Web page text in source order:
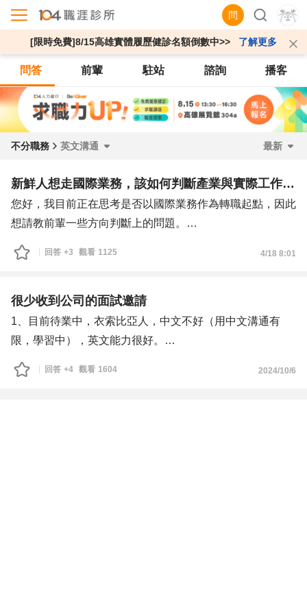
問
[限時免費]8/15高雄實體履歷健診名額倒數中>> 了解更多
問答 前輩 駐站 諮詢 播客
不分職務 英文溝通 最新
新鮮人想走國際業務，該如何判斷產業與實際工作內容？
您好，我目前正在思考是否以國際業務作為轉職起點，因此
想請教前輩一些方向判斷上的問題。
我過去的背景比較偏社福機構／服務設計，主要累積的是溝
通協調、理解需求、推進合作，以及與不同背景對象互動的
相比，沒有那麼直接可延續，因此對我來說，這次算是一次
跨度較大的轉職。
我自己不排斥英文溝通，也發現自己在實際接觸人、跨文化
互動方式的適應度也不低，且非常接受出差，因此對國際業
回答 +3 觀看 1125 4/18 8:01
很少收到公司的面試邀請
1、目前待業中，衣索比亞人，中文不好（用中文溝通有
限，學習中），英文能力很好。
2、英文履歷，但是送出履歷很少獲得回覆。
3、畢業於臺北科技大學機械工程學系（碩士）。希望能找
回答 +4 觀看 1604 2024/10/6